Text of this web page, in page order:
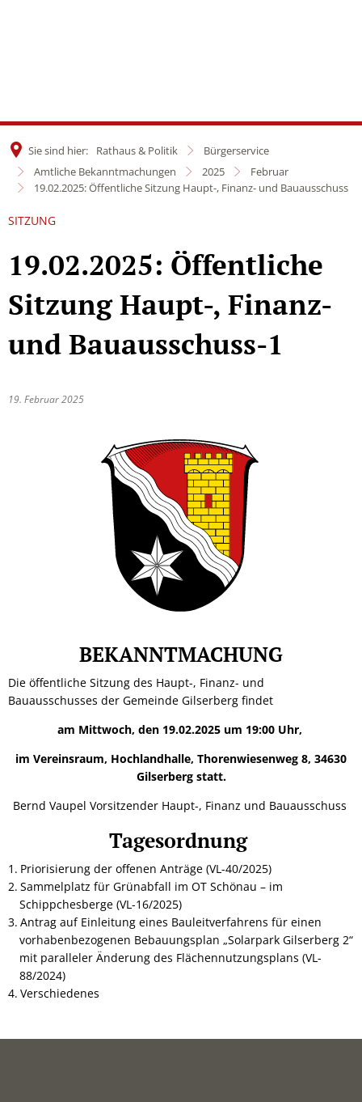
Sie sind hier: Rathaus & Politik
Bürgerservice
Amtliche Bekanntmachungen
2025
Februar
19.02.2025: Öffentliche Sitzung Haupt-, Finanz- und Bauausschuss
SITZUNG
19.02.2025: Öffentliche
Sitzung Haupt-, Finanz-
und Bauausschuss-1
19. Februar 2025
BEKANNTMACHUNG
Die öffentliche Sitzung des Haupt-, Finanz- und
Bauausschusses der Gemeinde Gilserberg findet
am Mittwoch, den 19.02.2025 um 19:00 Uhr,
im Vereinsraum, Hochlandhalle, Thorenwiesenweg 8, 34630
Gilserberg statt.
Bernd Vaupel Vorsitzender Haupt-, Finanz und Bauausschuss
Tagesordnung
Priorisierung der offenen Anträge (VL-40/2025)
Sammelplatz für Grünabfall im OT Schönau – im
Schippchesberge (VL-16/2025)
Antrag auf Einleitung eines Bauleitverfahrens für einen
vorhabenbezogenen Bebauungsplan „Solarpark Gilserberg 2“
mit paralleler Änderung des Flächennutzungsplans (VL-
88/2024)
Verschiedenes